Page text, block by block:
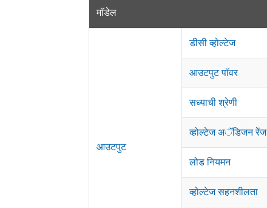
मॉडेल
आउटपुट
डीसी व्होल्टेज
आउटपुट पॉवर
सध्याची श्रेणी
व्होल्टेज अॅडिजन रेंज
लोड नियमन
व्होल्टेज सहनशीलता